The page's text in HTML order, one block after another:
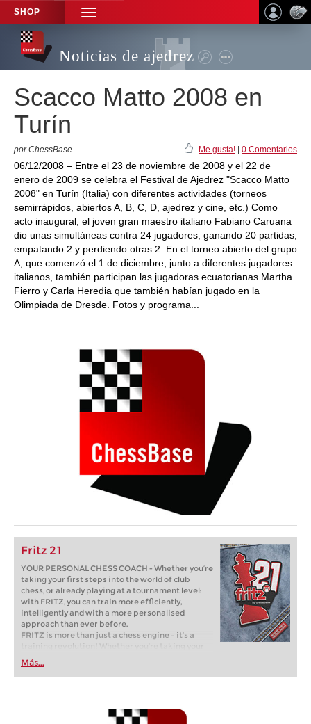
SHOP
TOGGLE
NAVIGATION
Noticias de ajedrez
Scacco Matto 2008 en
Turín
por ChessBase Me gusta! 0 Comentarios
06/12/2008 – Entre el 23 de noviembre de 2008 y el 22 de
enero de 2009 se celebra el Festival de Ajedrez "Scacco Matto
2008" en Turín (Italia) con diferentes actividades (torneos
semirrápidos, abiertos A, B, C, D, ajedrez y cine, etc.) Como
acto inaugural, el joven gran maestro italiano Fabiano Caruana
dio unas simultáneas contra 24 jugadores, ganando 20 partidas,
empatando 2 y perdiendo otras 2. En el torneo abierto del grupo
A, que comenzó el 1 de diciembre, junto a diferentes jugadores
italianos, también participan las jugadoras ecuatorianas Martha
Fierro y Carla Heredia que también habían jugado en la
Olimpiada de Dresde. Fotos y programa...
Fritz 21
YOUR PERSONAL CHESS COACH - Whether you’re
taking your first steps into the world of club
chess, or already playing at a tournament level:
with FRITZ, you can train more efficiently,
intelligently and with a more personalised
approach than ever before.
FRITZ is more than just a chess engine – it’s a
training revolution! Whether you’re taking your
first steps into the world of club chess, or already
playing at a tournament level: with FRITZ, you can
train more efficiently, intelligently and with a
Más...